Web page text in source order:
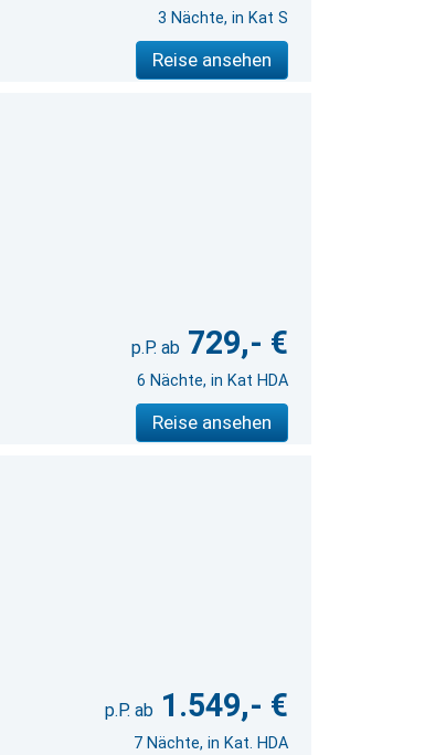
3 Nächte, in Kat S
Reise ansehen
729,- €
6 Nächte, in Kat HDA
Reise ansehen
1.549,- €
7 Nächte, in Kat. HDA